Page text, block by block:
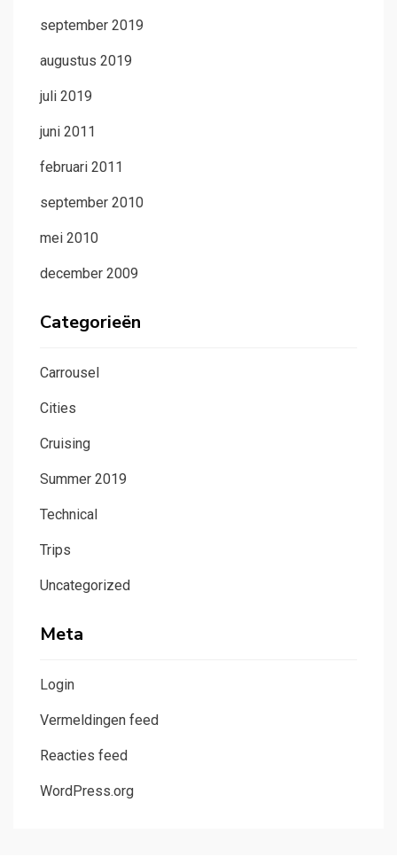
september 2019
augustus 2019
juli 2019
juni 2011
februari 2011
september 2010
mei 2010
december 2009
Categorieën
Carrousel
Cities
Cruising
Summer 2019
Technical
Trips
Uncategorized
Meta
Login
Vermeldingen feed
Reacties feed
WordPress.org